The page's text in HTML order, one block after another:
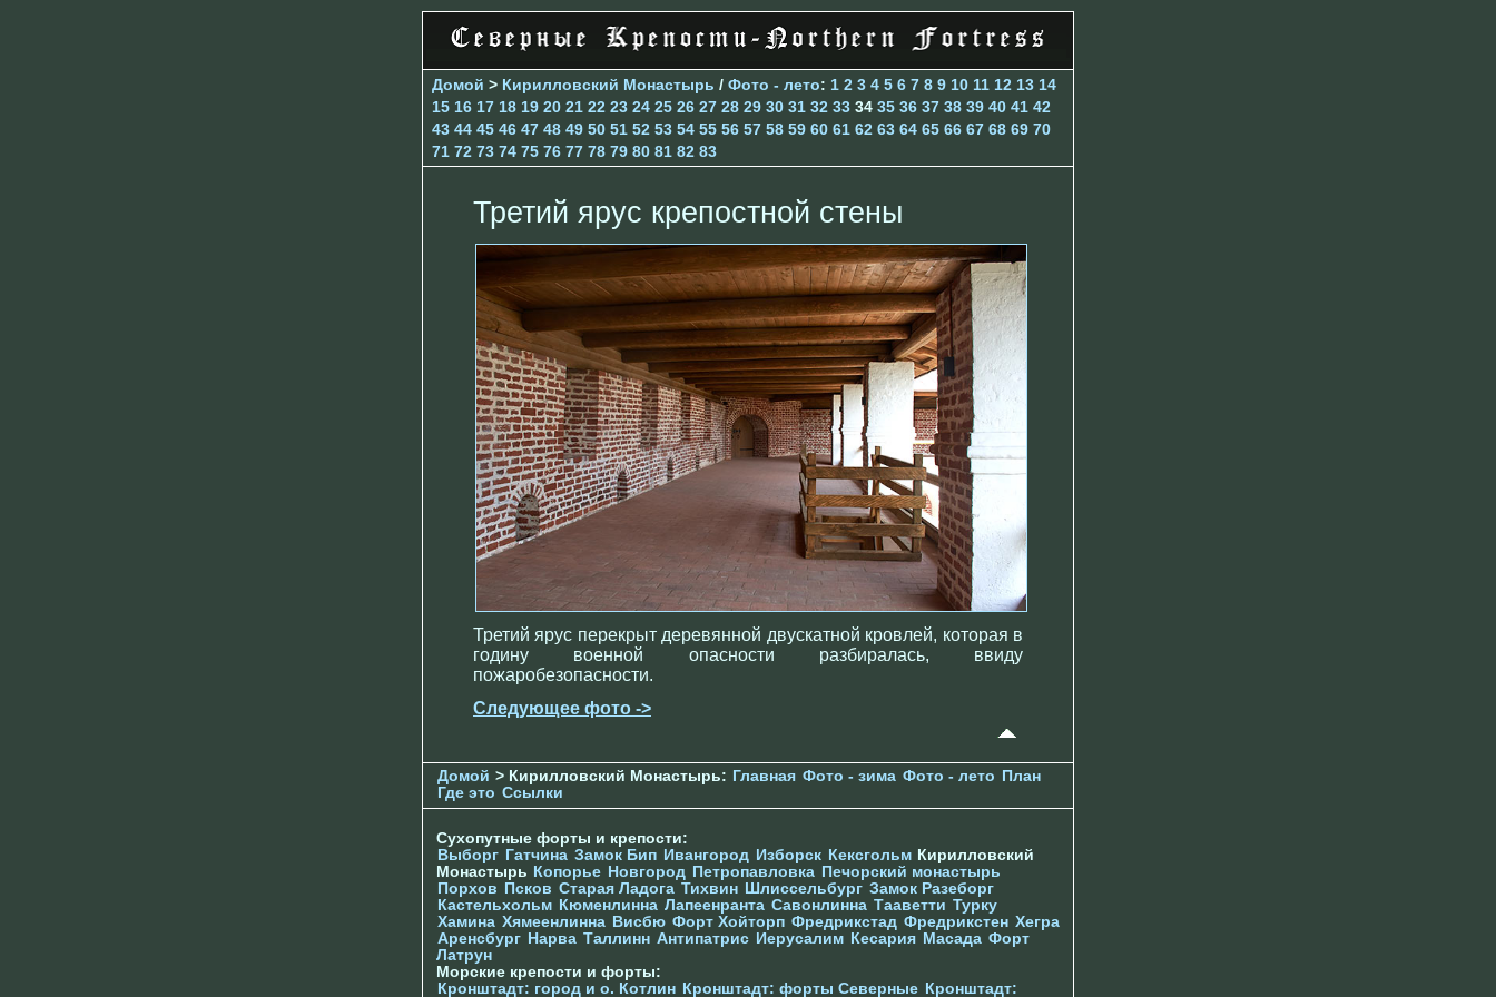
Домой > Кирилловский Монастырь / Фото - лето: 1 2 3 4 5 6 7 8 9 10 11 12 13 14
15 16 17 18 19 20 21 22 23 24 25 26 27 28 29 30 31 32 33 34 35 36 37 38 39 40 41 42
43 44 45 46 47 48 49 50 51 52 53 54 55 56 57 58 59 60 61 62 63 64 65 66 67 68 69 70
71 72 73 74 75 76 77 78 79 80 81 82 83
Третий ярус крепостной стены
Третий ярус перекрыт деревянной двускатной кровлей, которая в
годину военной опасности разбиралась, ввиду
пожаробезопасности.
Следующее фото ->
Домой > Кирилловский Монастырь: Главная Фото - зима Фото - лето
План
Где это Ссылки
Сухопутные форты и крепости:
Выборг Гатчина Замок Бип Ивангород Изборск Кексгольм Кирилловский
Монастырь Копорье Новгород Петропавловка Печорcкий монастырь
Порхов
Псков Старая Ладога Тихвин Шлиссельбург Замок Разеборг
Кастельхольм Кюменлинна Лапеенранта Савонлинна Тааветти Турку
Хамина Хямеенлинна Висбю Форт Хойторп Фредрикстад Фредрикстен Хегра
Аренсбург Нарва Таллинн Антипатрис Иерусалим Кесария Масада Форт
Латрун
Морские крепости и форты:
Кронштадт: город и о. Котлин Кронштадт: форты Северные Кронштадт: